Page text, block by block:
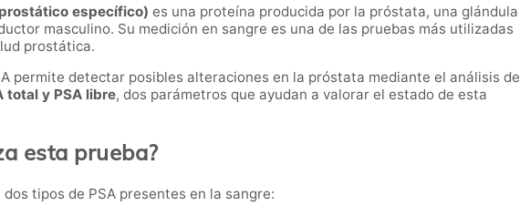
específico) es una proteína producida por la próstata, una glándula
masculino. Su medición en sangre es una de las pruebas más utilizadas
prostática.
permite detectar posibles alteraciones en la próstata mediante el análisis de
total y PSA libre, dos parámetros que ayudan a valorar el estado de esta
esta prueba?
tipos de PSA presentes en la sangre: